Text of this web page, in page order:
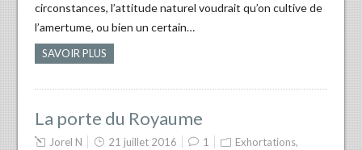
circonstances, l’attitude naturel voudrait qu’on cultive de
l’amertume, ou bien un certain…
SAVOIR PLUS
La porte du Royaume
Jorel N 21 juillet 2016 1 Exhortations,